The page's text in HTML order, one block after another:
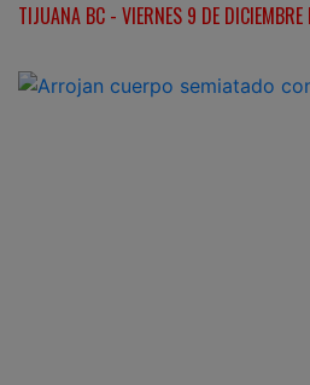
TIJUANA BC - VIERNES 9 DE